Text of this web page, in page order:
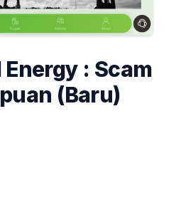
Energy : Scam
(Baru)